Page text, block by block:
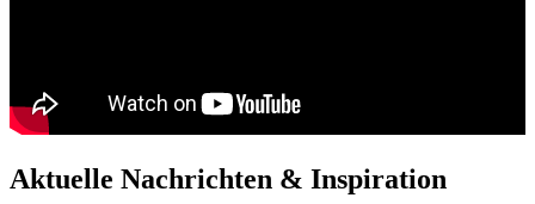
Aktuelle Nachrichten & Inspiration